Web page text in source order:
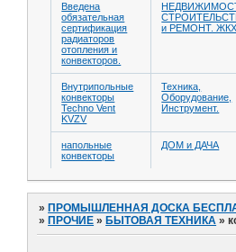
Введена
обязательная
сертификация
радиаторов
отопления и
конвекторов.
и РЕМОНТ. ЖКХ
Внутрипольные
конвекторы
Techno Vent
KVZV
Техника,
Оборудование,
Инструмент.
напольные
конвекторы
ДОМ и ДАЧА
» ПРОМЫШЛЕННАЯ ДОСКА
» ПРОЧИЕ » БЫТОВАЯ ТЕХНИКА »